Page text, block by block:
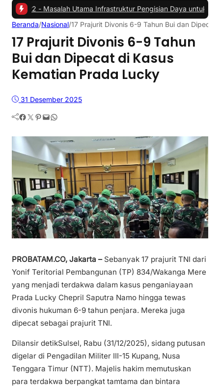
Masalah Utama Infrastruktur Pengisian Daya untuk Mobil Listrik
Beranda/Nasional/17 Prajurit Divonis 6-9 Tahun Bui dan Dipecat
17 Prajurit Divonis 6-9 Tahun
Bui dan Dipecat di Kasus
Kematian Prada Lucky
31 Desember 2025
Facebook Twitter Pinterest Mail WhatsApp
PROBATAM.CO, Jakarta – Sebanyak 17 prajurit TNI dari
Yonif Teritorial Pembangunan (TP) 834/Wakanga Mere
yang menjadi terdakwa dalam kasus penganiayaan
Prada Lucky Chepril Saputra Namo hingga tewas
divonis hukuman 6-9 tahun penjara. Mereka juga
dipecat sebagai prajurit TNI.
Dilansir detikSulsel, Rabu (31/12/2025), sidang putusan
digelar di Pengadilan Militer III-15 Kupang, Nusa
Tenggara Timur (NTT). Majelis hakim memutuskan
para terdakwa berpangkat tamtama dan bintara